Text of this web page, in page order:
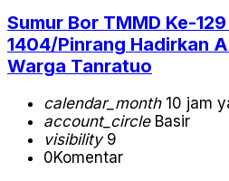
Sumur Bor TMMD Ke-
1404/Pinrang Hadirkan
Warga Tanratuo
calendar_month10 jam
account_circleBasir
visibility9
0Komentar